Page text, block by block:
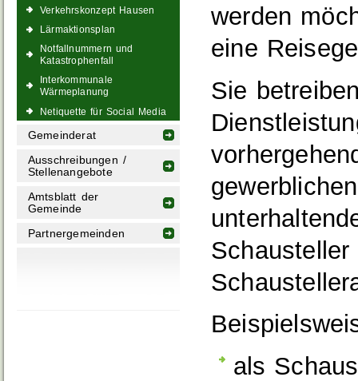
Verkehrskonzept Hausen
Lärmaktionsplan
Notfallnummern und
Katastrophenfall
Interkommunale
Wärmeplanung
Netiquette für Social Media
Gemeinderat
Ausschreibungen /
Stellenangebote
Amtsblatt der
Gemeinde
Partnergemeinden
werden
eine
Sie
als